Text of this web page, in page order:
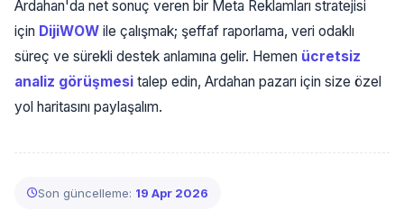
Ardahan'da net sonuç veren bir Meta Reklamları stratejisi
için DijiWOW ile çalışmak; şeffaf raporlama, veri odaklı
süreç ve sürekli destek anlamına gelir. Hemen ücretsiz
analiz görüşmesi talep edin, Ardahan pazarı için size özel
yol haritasını paylaşalım.
Son güncelleme: 19 Apr 2026